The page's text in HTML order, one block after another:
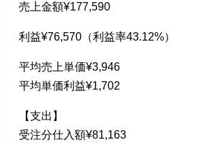
売上金額¥177,590
利益¥76,570（利益率43.12%）
平均売上単価¥3,946
平均単価利益¥1,702
【支出】
受注分仕入額¥81,163